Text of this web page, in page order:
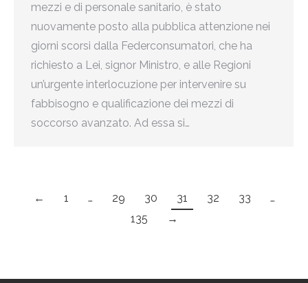
mezzi e di personale sanitario, è stato
nuovamente posto alla pubblica attenzione nei
giorni scorsi dalla Federconsumatori, che ha
richiesto a Lei, signor Ministro, e alle Regioni
un’urgente interlocuzione per intervenire su
fabbisogno e qualificazione dei mezzi di
soccorso avanzato. Ad essa si…
← 1 … 29 30 31 32 33
…
135
→